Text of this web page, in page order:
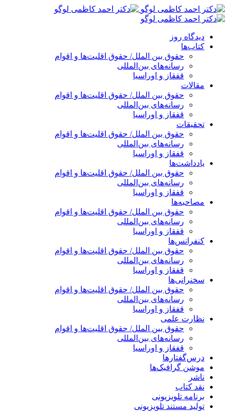
پرش
به
دیدگاه روز
کتاب‌ها
حقوق بین الملل/ حقوق اقلیت‌ها و اقوام
رسانه‌های بین‌المللی
قفقاز و اوراسیا
مقالات
حقوق بین الملل/ حقوق اقلیت‌ها و اقوام
رسانه‌های بین‌المللی
قفقاز و اوراسیا
تحقیقات
حقوق بین الملل/ حقوق اقلیت‌ها و اقوام
رسانه‌های بین‌المللی
قفقاز و اوراسیا
یادداشت‌ها
حقوق بین الملل/ حقوق اقلیت‌ها و اقوام
رسانه‌های بین‌المللی
قفقاز و اوراسیا
مصاحبه‌ها
حقوق بین الملل/ حقوق اقلیت‌ها و اقوام
رسانه‌های بین‌المللی
قفقاز و اوراسیا
کنفرانس‌ها
حقوق بین الملل/ حقوق اقلیت‌ها و اقوام
رسانه‌های بین‌المللی
قفقاز و اوراسیا
سخنرانی‌ها
حقوق بین الملل/ حقوق اقلیت‌ها و اقوام
رسانه‌های بین‌المللی
قفقاز و اوراسیا
نظارت علمی
حقوق بین الملل/ حقوق اقلیت‌ها و اقوام
رسانه‌های بین‌المللی
قفقاز و اوراسیا
درس‌گفتارها
موشن گرافیک‌ها
ناشر
نقد کتاب
برنامه‌ تلویزیونی
تولید مستند تلویزیونی